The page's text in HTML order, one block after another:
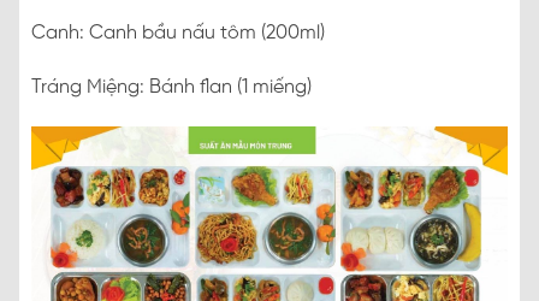
Canh: Canh bầu nấu tôm (200ml)
Tráng Miệng: Bánh flan (1 miếng)